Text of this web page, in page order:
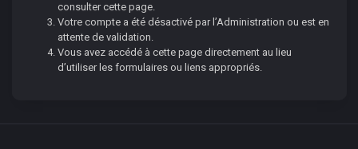
consulter cette page.
Votre compte a été désactivé par l’Administration ou est en
attente de validation.
Vous avez accédé à cette page directement au lieu
d’utiliser les formulaires ou liens appropriés.